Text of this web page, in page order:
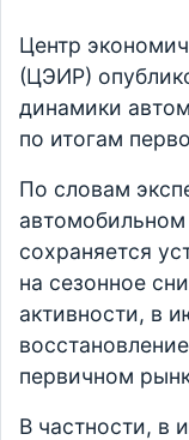
Центр
(ЦЭИР)
динамики
по итогам
По словам
автомобильном
сохраняется
на сезонное
активности, в
первичном
В частности, в